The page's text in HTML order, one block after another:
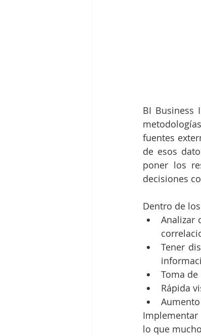
BI Business
fuentes
de esos
poner los
decisiones
Dentro de
Analizar
Tener
Toma
Rápida
Implementar
lo que